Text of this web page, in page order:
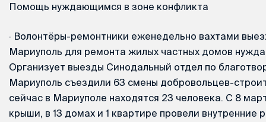
Помощь нуждающимся в зоне конфликта
· Волонтёры-ремонтники еженедельно вахтами
Мариуполь для ремонта жилых частных домов
Организует выезды Синодальный отдел по
Мариуполь съездили 63 смены добровольцев-
сейчас в Мариуполе находятся 23 человека. С 8
крыши, в 13 домах и 1 квартире провели внутренние